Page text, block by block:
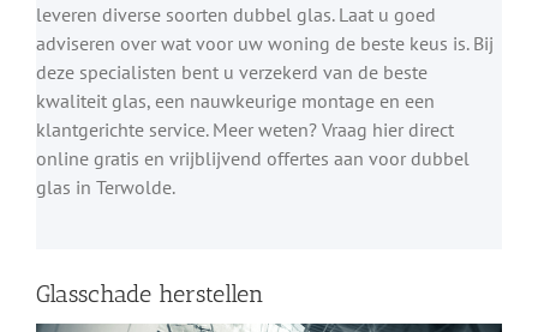
leveren diverse soorten dubbel glas. Laat u goed
adviseren over wat voor uw woning de beste keus is. Bij
deze specialisten bent u verzekerd van de beste
kwaliteit glas, een nauwkeurige montage en een
klantgerichte service. Meer weten? Vraag hier direct
online gratis en vrijblijvend offertes aan voor dubbel
glas in Terwolde.
Glasschade herstellen